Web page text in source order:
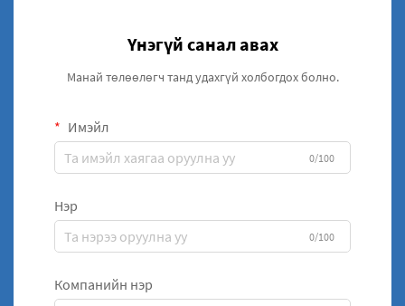
Үнэгүй санал авах
Манай төлөөлөгч танд удахгүй холбогдох болно.
Имэйл
0/100
Нэр
0/100
Компанийн нэр